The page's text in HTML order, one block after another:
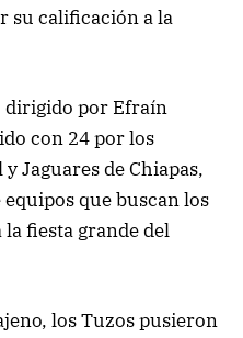
su calificación a la
dirigido por Efraín
con 24 por los
Jaguares de Chiapas,
que buscan los
fiesta grande del
los Tuzos pusieron